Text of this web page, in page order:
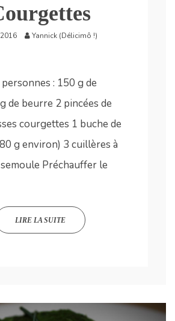
Yannick (Délicimô !)
: 150 g de
de beurre 2 pincées de
courgettes 1 buche de
g environ) 3 cuillères à
Préchauffer le
LIRE LA SUITE